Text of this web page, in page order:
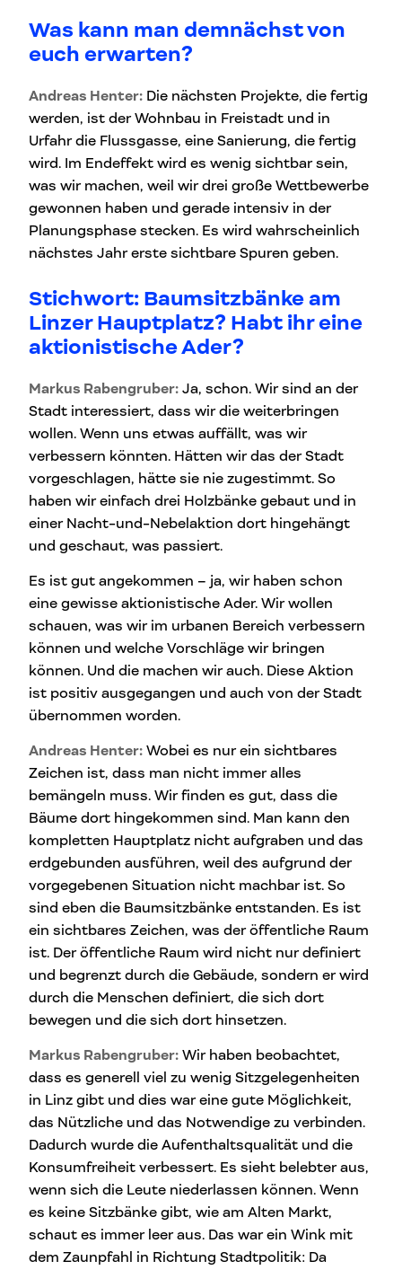
Was kann man demnächst von
euch erwarten?
Andreas Henter: Die nächsten Projekte, die fertig
werden, ist der Wohnbau in Freistadt und in
Urfahr die Flussgasse, eine Sanierung, die fertig
wird. Im Endeffekt wird es wenig sichtbar sein,
was wir machen, weil wir drei große Wettbewerbe
gewonnen haben und gerade intensiv in der
Planungsphase stecken. Es wird wahrscheinlich
nächstes Jahr erste sichtbare Spuren geben.
Stichwort: Baumsitzbänke am
Linzer Hauptplatz? Habt ihr eine
aktionistische Ader?
Markus Rabengruber: Ja, schon. Wir sind an der
Stadt interessiert, dass wir die weiterbringen
wollen. Wenn uns etwas auffällt, was wir
verbessern könnten. Hätten wir das der Stadt
vorgeschlagen, hätte sie nie zugestimmt. So
haben wir einfach drei Holzbänke gebaut und in
einer Nacht-und-Nebelaktion dort hingehängt
und geschaut, was passiert.
Es ist gut angekommen – ja, wir haben schon
eine gewisse aktionistische Ader. Wir wollen
schauen, was wir im urbanen Bereich verbessern
können und welche Vorschläge wir bringen
können. Und die machen wir auch. Diese Aktion
ist positiv ausgegangen und auch von der Stadt
übernommen worden.
Andreas Henter: Wobei es nur ein sichtbares
Zeichen ist, dass man nicht immer alles
bemängeln muss. Wir finden es gut, dass die
Bäume dort hingekommen sind. Man kann den
kompletten Hauptplatz nicht aufgraben und das
erdgebunden ausführen, weil des aufgrund der
vorgegebenen Situation nicht machbar ist. So
sind eben die Baumsitzbänke entstanden. Es ist
ein sichtbares Zeichen, was der öffentliche Raum
ist. Der öffentliche Raum wird nicht nur definiert
und begrenzt durch die Gebäude, sondern er wird
durch die Menschen definiert, die sich dort
bewegen und die sich dort hinsetzen.
Markus Rabengruber: Wir haben beobachtet,
dass es generell viel zu wenig Sitzgelegenheiten
in Linz gibt und dies war eine gute Möglichkeit,
das Nützliche und das Notwendige zu verbinden.
Dadurch wurde die Aufenthaltsqualität und die
Konsumfreiheit verbessert. Es sieht belebter aus,
wenn sich die Leute niederlassen können. Wenn
es keine Sitzbänke gibt, wie am Alten Markt,
schaut es immer leer aus. Das war ein Wink mit
dem Zaunpfahl in Richtung Stadtpolitik: Da